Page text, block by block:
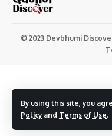
By using this site, you
Policy and Terms of Use.
© 2023 Devbhumi